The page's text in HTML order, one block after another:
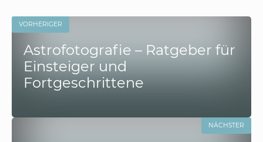
VORHERIGER
Astrofotografie – Ratgeber für
Einsteiger und
Fortgeschrittene
NÄCHSTER